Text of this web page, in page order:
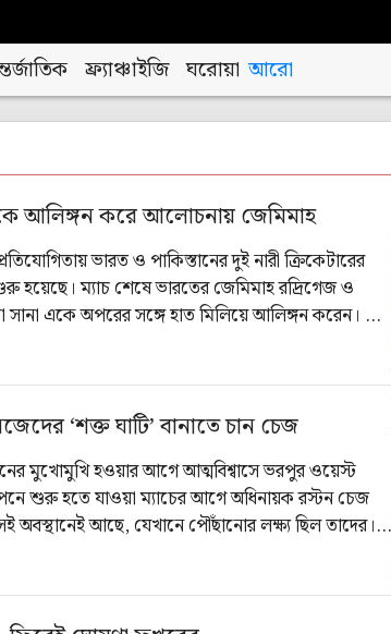
ফ্র্যাঞ্চাইজি ঘরোয়া আরো
আলিঙ্গন করে আলোচনায় জেমিমাহ
প্রতিযোগিতায় ভারত ও পাকিস্তানের দুই নারী ক্রিকেটারের
হয়েছে। ম্যাচ শেষে ভারতের জেমিমাহ রদ্রিগেজ ও
সানা একে অপরের সঙ্গে হাত মিলিয়ে আলিঙ্গন করেন। সেই
ছড়িয়ে পড়ার পর বিষয়টি নিয়ে শুরু হয়েছে
‘শক্ত ঘাটি’ বানাতে চান চেজ
মুখোমুখি হওয়ার আগে আত্মবিশ্বাসে ভরপুর ওয়েস্ট
শুরু হতে যাওয়া ম্যাচের আগে অধিনায়ক রস্টন চেজ
অবস্থানেই আছে, যেখানে পৌঁছানোর লক্ষ্য ছিল তাদের।
জন্য কঠিন এক দুর্গে পরিণত করার প্রত্যয়ও ব্যক্ত